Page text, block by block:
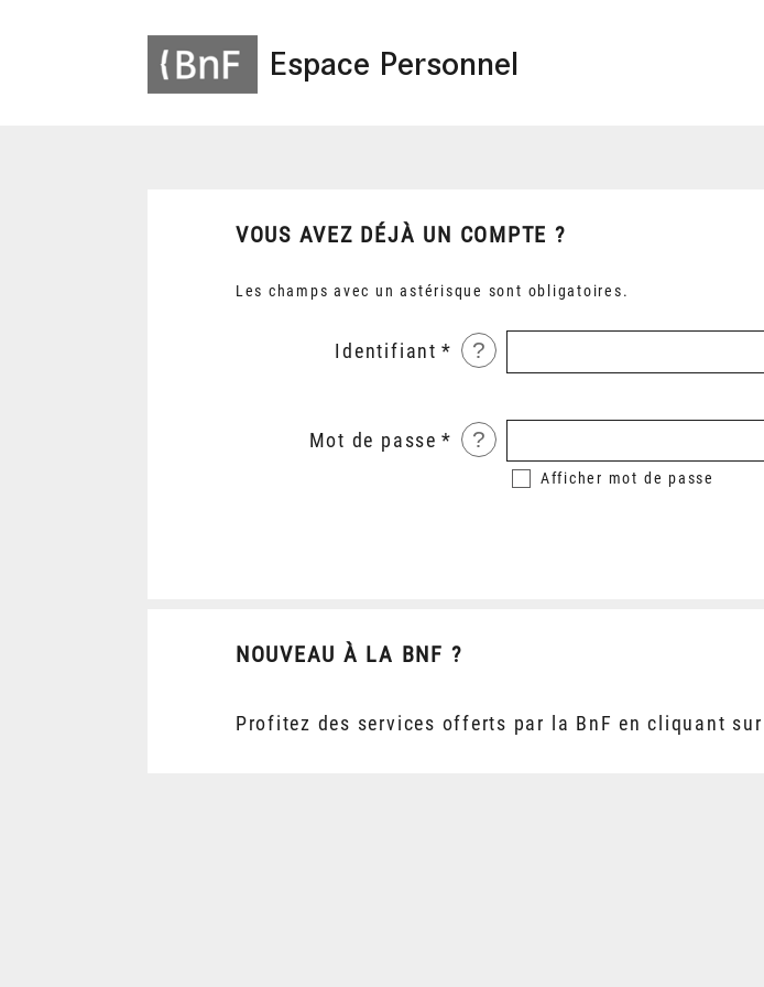
Espace Personnel
VOUS AVEZ DÉJÀ UN COMPTE ?
Les champs avec un astérisque sont obligatoires.
Identifiant ?
Mot de passe ?
Afficher mot de passe
NOUVEAU À LA BNF ?
Profitez des services offerts par la BnF en cliquant sur